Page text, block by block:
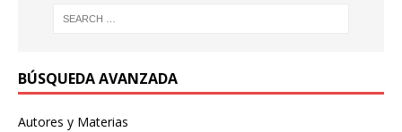
BÚSQUEDA AVANZADA
Autores y Materias